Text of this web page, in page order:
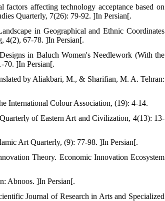
affecting technology acceptance based on
Quarterly, 7(26): 79-92. ]In Persian[.
in Geographical and Ethnic Coordinates
4(2), 67-78. ]In Persian[.
in Baluch Women's Needlework (With the
70. ]In Persian[.
by Aliakbari, M., & Sharifian, M. A. Tehran:
International Colour Association, (19): 4-14.
of Eastern Art and Civilization, 4(13): 13-
Art Quarterly, (9): 77-98. ]In Persian[.
Theory. Economic Innovation Ecosystem
Abnoos. ]In Persian[.
Journal of Research in Arts and Specialized